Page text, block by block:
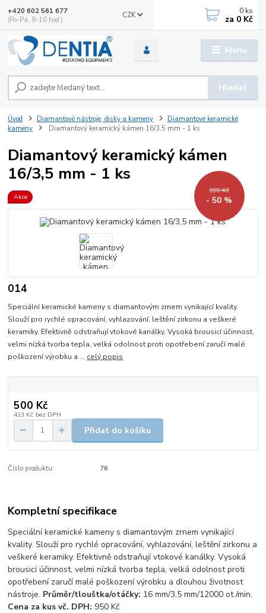
Menu
CZK
Hledat
+420 602 561 677
(Po-Pá, 8-16 hod.)
0 ks
za 0 Kč
Úvod Diamantové nástroje, disky a kameny
Diamantové keramické
kameny
Diamantový keramický kámen 16/3,5 mm - 1 ks
Diamantový keramický kámen
16/3,5 mm - 1 ks
Akce
999 Kč
- 50 %
014
Speciální keramické kameny s diamantovým zrnem vynikající kvality.
Slouží pro rychlé opracování, vyhlazování, leštění zirkonu a veškeré
keramiky. Efektivně odstraňují vtokové kanálky. Vysoká brousicí účinnost,
velmi nízká tvorba tepla, velká odolnost proti opotřebení zaručí malé
poškození výrobku a ... celý popis
500 Kč
413 Kč bez DPH
Přidat do košíku
Číslo produktu: 76
Kompletní specifikace
Speciální keramické kameny s diamantovým zrnem vynikající
kvality. Slouží pro rychlé opracování, vyhlazování, leštění zirkonu a
veškeré keramiky. Efektivně odstraňují vtokové kanálky. Vysoká
brousicí účinnost, velmi nízká tvorba tepla, velká odolnost proti
opotřebení zaručí malé poškození výrobku a dlouhou životnost
nástroje. Průměr/tlouštka/otáčky: 16 mm/3,5 mm/12000 ot./min.
Cena za kus vč. DPH: 950 Kč